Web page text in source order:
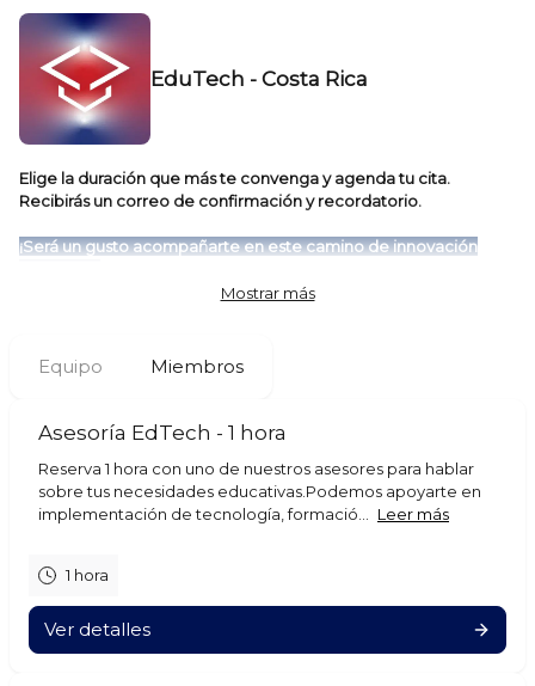
EduTech - Costa Rica
Elige la duración que más te convenga y agenda tu cita.
Recibirás un correo de confirmación y recordatorio.
¡Será un gusto acompañarte en este camino de innovación
Mostrar más
Equipo Miembros
Asesoría EdTech - 1 hora
Reserva 1 hora con uno de nuestros asesores para hablar
sobre tus necesidades educativas.Podemos apoyarte en
implementación de tecnología, formació...
Leer más
1 hora
Ver detalles